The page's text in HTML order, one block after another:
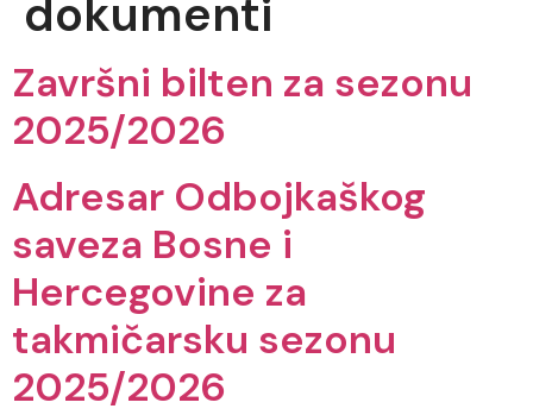
dokumenti
Završni bilten za sezonu
2025/2026
Adresar Odbojkaškog
saveza Bosne i
Hercegovine za
takmičarsku sezonu
2025/2026